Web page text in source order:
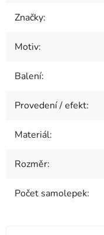
Značky:
Motiv:
Balení:
Provedení / efekt:
Materiál:
Rozměr:
Počet samolepek: